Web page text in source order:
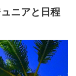
ニアと日程